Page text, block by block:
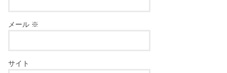
メール ※
サイト